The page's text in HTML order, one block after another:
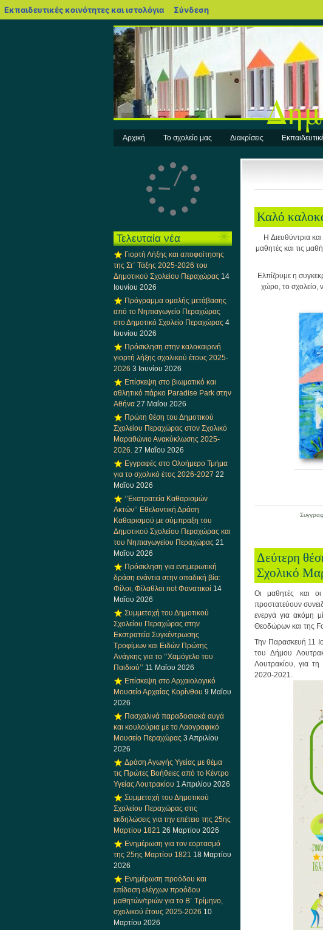
Αρχική Το σχολείο μας Διακρίσεις
Καλό
H Διευθύντρια
μαθητές και τις
Ελπίζουμε η
χώρο, το σχολείο,
Δεύτερη
Σχολικό
Οι μαθητές και
προστατεύουν
ενεργά για ακόμη
Θεοδώρων και της
Την Παρασκευή 11
του Δήμου
Λουτρακίου, για
2020-2021.
Τελευταία νέα
Γιορτή Λήξης και αποφοίτησης
της Στ΄ Τάξης 2025-2026 του
Δημοτικού Σχολείου Περαχώρας 14
Ιουνίου 2026
Πρόγραμμα ομαλής μετάβασης
από το Νηπιαγωγείο Περαχώρας
στο Δημοτικό Σχολείο Περαχώρας 4
Ιουνίου 2026
Πρόσκληση στην καλοκαιρινή
γιορτή λήξης σχολικού έτους 2025-
2026 3 Ιουνίου 2026
Επίσκεψη στο βιωματικό και
αθλητικό πάρκο Paradise Park στην
Αθήνα 27 Μαΐου 2026
Πρώτη θέση του Δημοτικού
Σχολείου Περαχώρας στον Σχολικό
Μαραθώνιο Ανακύκλωσης 2025-
2026. 27 Μαΐου 2026
Εγγραφές στο Ολοήμερο Τμήμα
για το σχολικό έτος 2026-2027 22
Μαΐου 2026
‘’Εκστρατεία Καθαρισμών
Ακτών’’ Εθελοντική Δράση
Καθαρισμού με σύμπραξη του
Δημοτικού Σχολείου Περαχώρας και
του Νηπιαγωγείου Περαχώρας 21
Μαΐου 2026
Πρόσκληση για ενημερωτική
δράση ενάντια στην οπαδική βία:
Φίλοι, Φίλαθλοι not Φανατικοί 14
Μαΐου 2026
Συμμετοχή του Δημοτικού
Σχολείου Περαχώρας στην
Εκστρατεία Συγκέντρωσης
Τροφίμων και Ειδών Πρώτης
Ανάγκης για το ‘’Χαμόγελο του
Παιδιού’’ 11 Μαΐου 2026
Επίσκεψη στο Αρχαιολογικό
Μουσείο Αρχαίας Κορίνθου 9 Μαΐου
2026
Πασχαλινά παραδοσιακά αυγά
και κουλούρια με το Λαογραφικό
Μουσείο Περαχώρας 3 Απριλίου
2026
Δράση Αγωγής Υγείας με θέμα
τις Πρώτες Βοήθειες από το Κέντρο
Υγείας Λουτρακίου 1 Απριλίου 2026
Συμμετοχή του Δημοτικού
Σχολείου Περαχώρας στις
εκδηλώσεις για την επέτειο της 25ης
Μαρτίου 1821 26 Μαρτίου 2026
Ενημέρωση για τον εορτασμό
της 25ης Μαρτίου 1821 18 Μαρτίου
2026
Ενημέρωση προόδου και
επίδοση ελέγχων προόδου
μαθητών/τριών για το Β΄ Τρίμηνο,
σχολικού έτους 2025-2026 10
Μαρτίου 2026
Εκπαιδευτικές κοινότητες και ιστολόγια blogs.sch.gr
Σύνδεση